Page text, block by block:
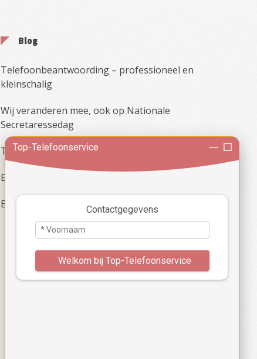
Blog
Telefoonbeantwoording – professioneel en
kleinschalig
Wij veranderen mee, ook op Nationale
Secretaressedag
Telefoniste / secretaresse als poortwachter
Ergernissen telefoonverkeer deel 3
Ergernissen telefoonverkeer deel 2